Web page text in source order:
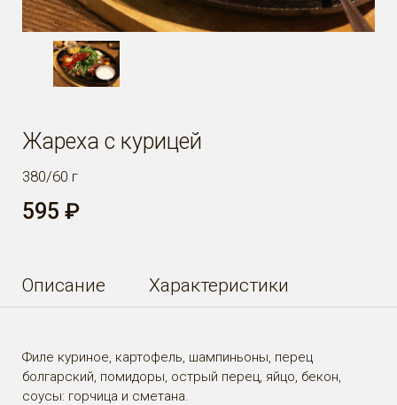
Жареха с курицей
380/60 г
595 ₽
Описание Характеристики
Филе куриное, картофель, шампиньоны, перец
болгарский, помидоры, острый перец, яйцо, бекон,
соусы: горчица и сметана.